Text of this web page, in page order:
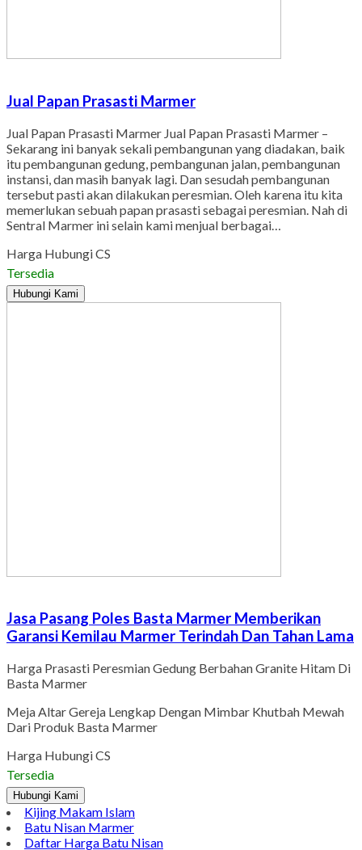
Jual Papan Prasasti Marmer
Jual Papan Prasasti Marmer Jual Papan Prasasti Marmer –
Sekarang ini banyak sekali pembangunan yang diadakan, baik
itu pembangunan gedung, pembangunan jalan, pembangunan
instansi, dan masih banyak lagi. Dan sesudah pembangunan
tersebut pasti akan dilakukan peresmian. Oleh karena itu kita
memerlukan sebuah papan prasasti sebagai peresmian. Nah di
Sentral Marmer ini selain kami menjual berbagai…
Harga Hubungi CS
Tersedia
Hubungi Kami
Jasa Pasang Poles Basta Marmer Memberikan
Garansi Kemilau Marmer Terindah Dan Tahan Lama
Harga Prasasti Peresmian Gedung Berbahan Granite Hitam Di
Basta Marmer
Meja Altar Gereja Lengkap Dengan Mimbar Khutbah Mewah
Dari Produk Basta Marmer
Harga Hubungi CS
Tersedia
Hubungi Kami
Kijing Makam Islam
Batu Nisan Marmer
Daftar Harga Batu Nisan